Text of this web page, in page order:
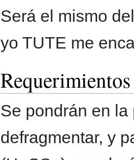
Será el mismo
yo TUTE me
Se pondrán en
defragmentar, y